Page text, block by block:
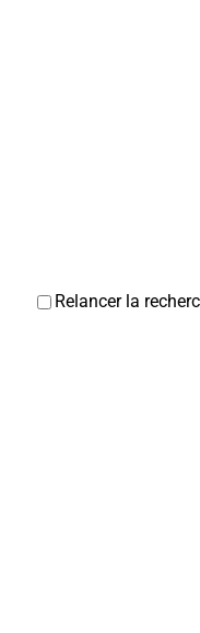
Relancer la